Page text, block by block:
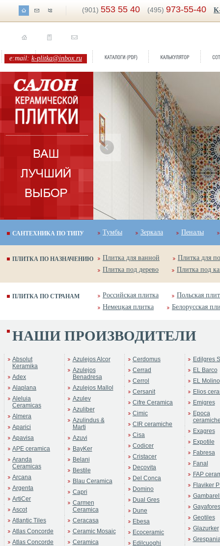
(901) 553 55 40 (495) 973-55-40
e:mail: k-plitka@inbox.ru
Hammam
САНТЕХНИКА ПО ТИПУ Тумбы Зеркала Пеналы
ПЛИТКА ПО НАЗНАЧЕНИЮ Плитка для ванной
Плитка для
Плитка под дерево
Плитка под
ПЛИТКА ПО СТРАНАМ Российская плитка
Польская
Немецкая плитка
Белорусская
НАШИ ПРОИЗВОДИТЕЛИ
Absolut
Keramika
Adex
Alaplana
Aleluia
Ceramicas
Almera
Aparici
Apavisa
APE ceramica
Aranda
Ceramicas
Arcana
Argenta
ArtiCer
Ascot
Atlantic Tiles
Atlas Concorde
Atlas Concorde
Azulejos Alcor
Azulejos
Benadresa
Azulejos Mallol
Azulev
Azuliber
Azulindus &
Marti
Azuvi
BayKer
Belani
Bestile
Blau Ceramica
Capri
Carmen
Ceramica
Ceracasa
Ceramic Mosaic
Ceramica
Cerdomus
Cerrad
Cerrol
Cersanit
Cifre Ceramica
Cimic
CIR ceramiche
Cisa
Codicer
Cristacer
Decovita
Del Conca
Domino
Dual Gres
Dune
Ebesa
Ecoceramic
Edilcuoghi
Edilgres
EL Barco
EL Molino
Elios
Emigres
Epoca
Exagres
Expotile
Fabresa
Fanal
FAP
Flaviker
Gayafores
Geotiles
Glazurker